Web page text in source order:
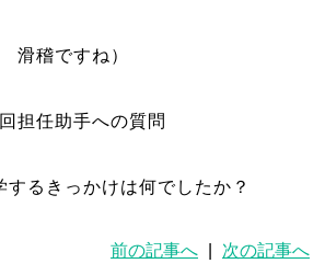
滑稽ですね）
担任助手への質問
するきっかけは何でしたか？
前の記事へ 次の記事へ